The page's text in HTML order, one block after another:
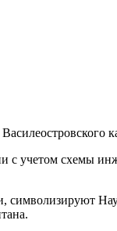
Василеостровского
с учетом схемы
символизируют